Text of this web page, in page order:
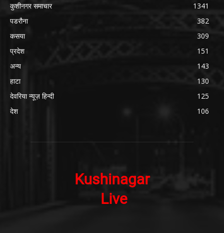
कुशीनगर समाचार
1341
पडरौना
382
कसया
309
प्रदेश
151
अन्य
143
हाटा
130
देवरिया न्यूज़ हिन्दी
125
देश
106